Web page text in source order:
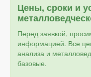
Цены, сроки и
Перед заявкой,
информацией. Все
анализа и
базовые.